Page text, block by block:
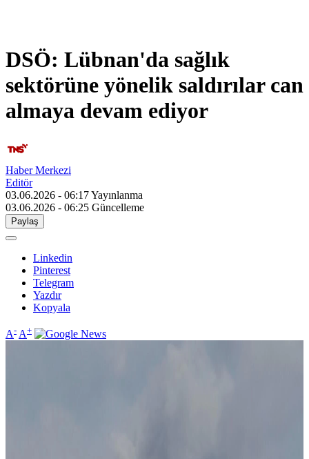
DSÖ: Lübnan'da sağlık
sektörüne yönelik saldırılar can
almaya devam ediyor
Haber Merkezi
Editör
03.06.2026 - 06:17Yayınlanma
03.06.2026 - 06:25 Güncelleme
Paylaş
Linkedin
Pinterest
Telegram
Yazdır
Kopyala
A- A+